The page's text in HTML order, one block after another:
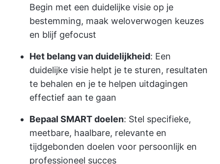
Begin met een duidelijke visie op je
bestemming, maak weloverwogen keuzes
en blijf gefocust
Het belang van duidelijkheid: Een
duidelijke visie helpt je te sturen, resultaten
te behalen en je te helpen uitdagingen
effectief aan te gaan
Bepaal SMART doelen: Stel specifieke,
meetbare, haalbare, relevante en
tijdgebonden doelen voor persoonlijk en
professioneel succes